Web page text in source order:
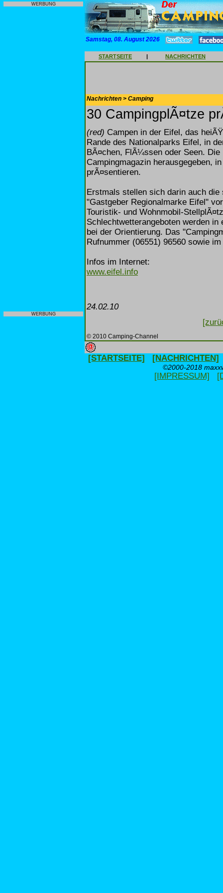
WERBUNG
WERBUNG
Samstag, 08. August 2026
STARTSEITE | NACHRICHTEN
Nachrichten > Camping
30 CampingplÃ¤tze
(red) Campen in der Eifel, das
Rande des Nationalparks Eifel, in
BÃ¤chen, FlÃ¼ssen oder Seen.
Campingmagazin herausgegeben,
prÃ¤sentieren.
Erstmals stellen sich darin auch
"Gastgeber Regionalmarke Eifel"
Touristik- und Wohnmobil-
Schlechtwetterangeboten werden
bei der Orientierung. Das
Rufnummer (06551) 96560 sowie
Infos im Internet:
www.eifel.info
24.02.10
© 2010 Camping-Channel
[STARTSEITE] [NACHRICHTEN]
©2000-2018
[IMPRESSUM]